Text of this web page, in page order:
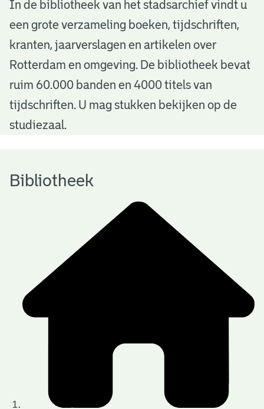
B
b
o
h
In de bibliotheek van het stadsarchief vindt u
een grote verzameling boeken, tijdschriften,
kranten, jaarverslagen en artikelen over
Rotterdam en omgeving. De bibliotheek bevat
ruim 60.000 banden en 4000 titels van
tijdschriften. U mag stukken bekijken op de
studiezaal.
Bibliotheek